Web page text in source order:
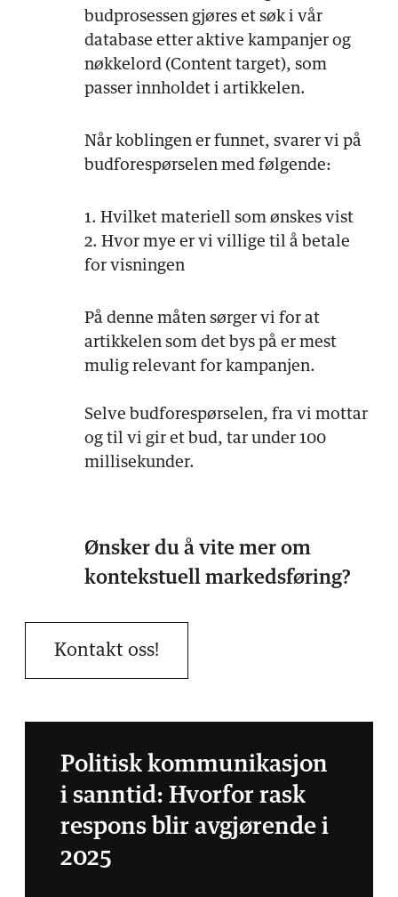
budprosessen gjøres et søk i vår
database etter aktive kampanjer og
nøkkelord (Content target), som
passer innholdet i artikkelen.
Når koblingen er funnet, svarer vi på
budforespørselen med følgende:
1. Hvilket materiell som ønskes vist
2. Hvor mye er vi villige til å betale
for visningen
På denne måten sørger vi for at
artikkelen som det bys på er mest
mulig relevant for kampanjen.
Selve budforespørselen, fra vi mottar
og til vi gir et bud, tar under 100
millisekunder.
Ønsker du å vite mer om
kontekstuell markedsføring?
Kontakt oss!
Politisk kommunikasjon
i sanntid: Hvorfor rask
respons blir avgjørende i
2025